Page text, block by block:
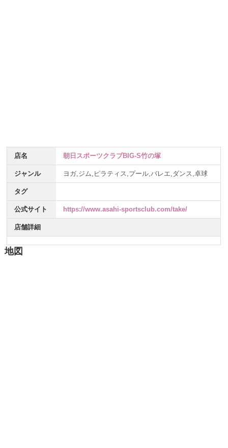
店名 朝日スポーツクラブBIG-S竹の塚
ジャンル ヨガ,ジム,ピラティス,プール,バレエ,ダンス,卓球
タグ
公式サイト https://www.asahi-sportsclub.com/take/
店舗詳細
地図